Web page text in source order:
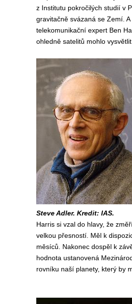
z Institutu pokročilých studií v
gravitačně svázaná se Zemí.
telekomunikační expert Ben
ohledně satelitů mohlo
Steve Adler. Kredit: IAS.
Harris si vzal do hlavy, že
velkou přesností. Měl k
měsíců. Nakonec dospěl k
hodnota ustanovená
rovníku naší planety, který by